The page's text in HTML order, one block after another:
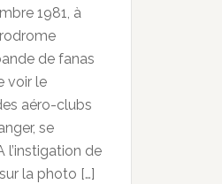
1981, à
de fanas
voir le
aéro-clubs
se
l’instigation de
la photo […]